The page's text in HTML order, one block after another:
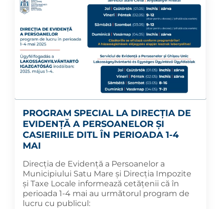
PROGRAM SPECIAL LA DIRECȚIA DE
EVIDENȚĂ A PERSOANELOR ȘI
CASIERIILE DITL ÎN PERIOADA 1-4
MAI
Direcția de Evidență a Persoanelor a
Municipiului Satu Mare și Direcția Impozite
și Taxe Locale informează cetățenii că în
perioada 1-4 mai au următorul program de
lucru cu publicul: